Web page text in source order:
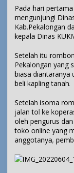
Pada hari
mengunjungi
Kab.Pekalongan
kepala Dinas
Setelah itu
Pekalongan yang
biasa diantaranya
beli kapling tanah.
Setelah isoma
jalan tol ke
oleh pengurus
toko online yang
anggotanya,